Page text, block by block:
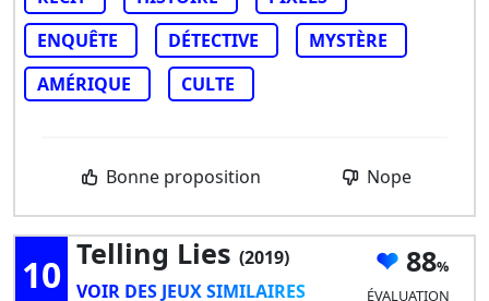
ENQUÊTE
DÉTECTIVE
MYSTÈRE
AMÉRIQUE
CULTE
Bonne proposition Nope
10 Telling Lies (2019)
VOIR DES JEUX SIMILAIRES
88
ÉVALUATION